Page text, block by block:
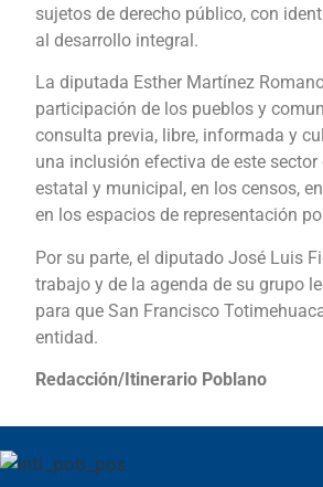
sujetos de derecho público, con
al desarrollo integral.
La diputada Esther Martínez
participación de los pueblos y
consulta previa, libre, informada y
una inclusión efectiva de este
estatal y municipal, en los censos,
en los espacios de representación
Por su parte, el diputado José Luis
trabajo y de la agenda de su grupo
para que San Francisco
entidad.
Redacción/Itinerario Poblano